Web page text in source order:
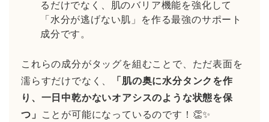
るだけでなく、肌のバリア機能を強化して
「水分が逃げない肌」を作る最強のサポート
成分です。
これらの成分がタッグを組むことで、ただ表面を
濡らすだけでなく、
「肌の奥に水分タンクを作
り、一日中乾かないオアシスのような状態を保
つ」 ことが可能になっているのです！👏✨